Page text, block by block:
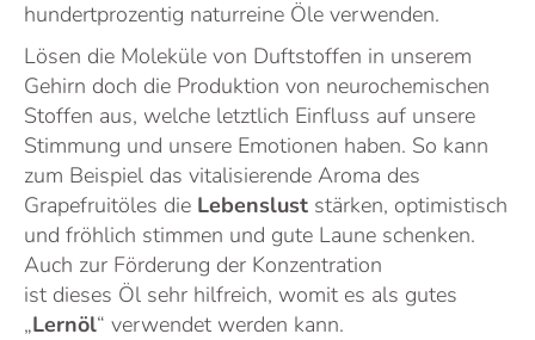
hundertprozentig naturreine Öle verwenden.
Lösen die Moleküle von Duftstoffen in unserem
Gehirn doch die Produktion von neurochemischen
Stoffen aus, welche letztlich Einfluss auf unsere
Stimmung und unsere Emotionen haben. So kann
zum Beispiel das vitalisierende Aroma des
Grapefruitöles die Lebenslust stärken, optimistisch
und fröhlich stimmen und gute Laune schenken.
Auch zur Förderung der Konzentration
ist dieses Öl sehr hilfreich, womit es als gutes
„Lernöl“ verwendet werden kann.